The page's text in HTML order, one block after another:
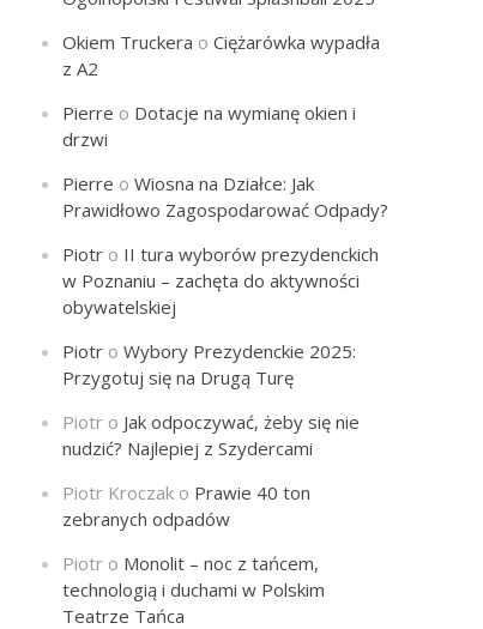
Okiem Truckera oCiężarówka wypadła
z A2
Pierre o Dotacje na wymianę okien i
drzwi
Pierre oWiosna na Działce: Jak
Prawidłowo Zagospodarować Odpady?
Piotr o II tura wyborów prezydenckich
w Poznaniu – zachęta do aktywności
obywatelskiej
Piotr oWybory Prezydenckie 2025:
Przygotuj się na Drugą Turę
Piotr o Jak odpoczywać, żeby się nie
nudzić? Najlepiej z Szydercami
Piotr Kroczak o Prawie 40 ton
zebranych odpadów
Piotr o Monolit – noc z tańcem,
technologią i duchami w Polskim
Teatrze Tańca